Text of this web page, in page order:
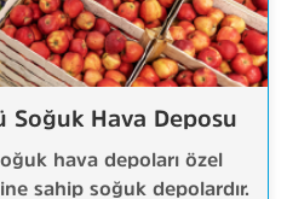
Hava Deposu
hava depoları özel
sahip soğuk depolardır.